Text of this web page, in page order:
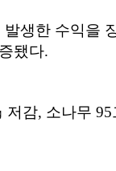
생한 수익을
됐다.
감, 소나무